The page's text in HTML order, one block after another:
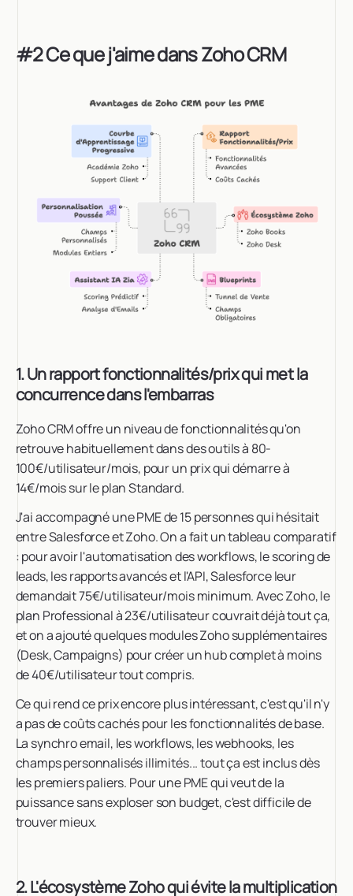
#2 Ce que j'aime dans Zoho CRM
1. Un rapport fonctionnalités/prix qui met la
concurrence dans l'embarras
Zoho CRM offre un niveau de fonctionnalités qu'on
retrouve habituellement dans des outils à 80-
100€/utilisateur/mois, pour un prix qui démarre à
14€/mois sur le plan Standard.
J'ai accompagné une PME de 15 personnes qui hésitait
entre Salesforce et Zoho. On a fait un tableau comparatif
: pour avoir l'automatisation des workflows, le scoring de
leads, les rapports avancés et l'API, Salesforce leur
demandait 75€/utilisateur/mois minimum. Avec Zoho, le
plan Professional à 23€/utilisateur couvrait déjà tout ça,
et on a ajouté quelques modules Zoho supplémentaires
(Desk, Campaigns) pour créer un hub complet à moins
de 40€/utilisateur tout compris.
Ce qui rend ce prix encore plus intéressant, c'est qu'il n'y
a pas de coûts cachés pour les fonctionnalités de base.
La synchro email, les workflows, les webhooks, les
champs personnalisés illimités... tout ça est inclus dès
les premiers paliers. Pour une PME qui veut de la
puissance sans exploser son budget, c'est difficile de
trouver mieux.
2. L'écosystème Zoho qui évite la multiplication